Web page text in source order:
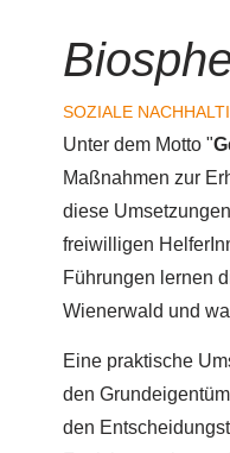
SOZIALE
Unter dem Motto "
Maßnahmen zur
diese
freiwilligen
Führungen lernen
Wienerwald und
Eine praktische
den
den